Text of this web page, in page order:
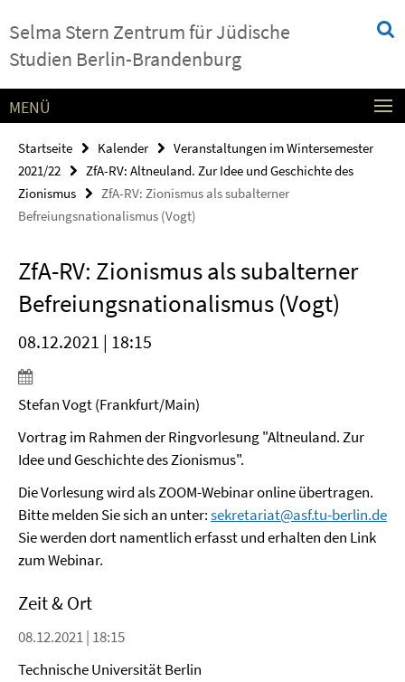
direkt
zu
Selma Stern Zentrum für Jüdische
Studien Berlin-Brandenburg
Service-
Navigation
MENÜ
Startseite Kalender
Veranstaltungen im Wintersemester
2021/22
ZfA-RV: Altneuland. Zur Idee und Geschichte des
Zionismus
ZfA-RV: Zionismus als subalterner
Befreiungsnationalismus (Vogt)
ZfA-RV: Zionismus als subalterner
Befreiungsnationalismus (Vogt)
08.12.2021 | 18:15
Stefan Vogt (Frankfurt/Main)
Vortrag im Rahmen der Ringvorlesung "Altneuland. Zur
Idee und Geschichte des Zionismus".
Die Vorlesung wird als ZOOM-Webinar online übertragen.
Bitte melden Sie sich an unter:sekretariat@asf.tu-berlin.de
Sie werden dort namentlich erfasst und erhalten den Link
zum Webinar.
Zeit & Ort
08.12.2021 | 18:15
Technische Universität Berlin